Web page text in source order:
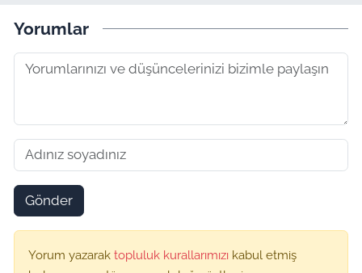
Yorumlar
Gönder
Yorum yazarak topluluk kurallarımızı kabul etmiş